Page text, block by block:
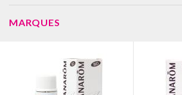
MARQUES